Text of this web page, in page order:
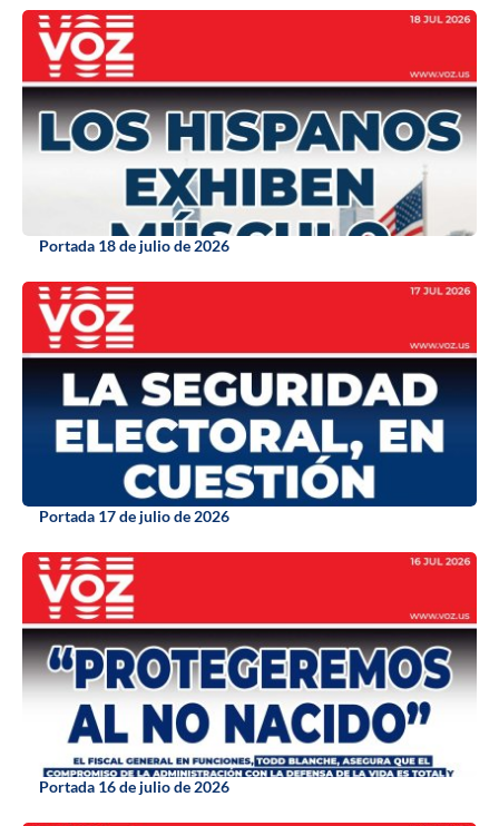
Portada 18 de julio de 2026
Portada 17 de julio de 2026
Portada 16 de julio de 2026